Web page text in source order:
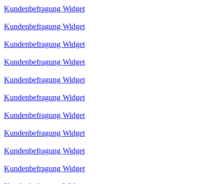
Kundenbefragung Widget
Kundenbefragung Widget
Kundenbefragung Widget
Kundenbefragung Widget
Kundenbefragung Widget
Kundenbefragung Widget
Kundenbefragung Widget
Kundenbefragung Widget
Kundenbefragung Widget
Kundenbefragung Widget